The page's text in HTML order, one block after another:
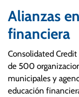
hipotecas.
Estamos
crédito y a
saludable. Los
Alianzas
financiera
Consolidated Credit
de 500
municipales y
educación